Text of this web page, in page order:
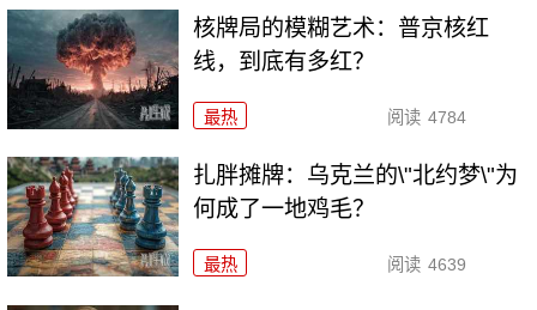
核牌局的模糊艺术：普京核红
线，到底有多红？
最热 阅读 4784
扎胖摊牌：乌克兰的\"北约梦\"为
何成了一地鸡毛？
最热 阅读 4639